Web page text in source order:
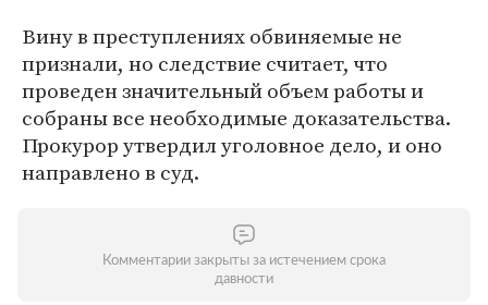
Вину в преступлениях обвиняемые не
признали, но следствие считает, что
проведен значительный объем работы и
собраны все необходимые доказательства.
Прокурор утвердил уголовное дело, и оно
направлено в суд.
Комментарии закрыты за истечением срока
давности